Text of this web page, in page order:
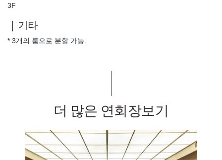
3F
｜기타
* 3개의 룸으로 분할 가능.
더 많은 연회장보기